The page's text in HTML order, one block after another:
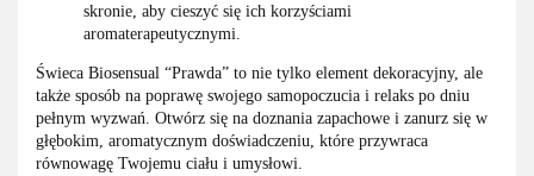
skronie, aby cieszyć się ich korzyściami
aromaterapeutycznymi.
Świeca Biosensual “Prawda” to nie tylko element dekoracyjny, ale
także sposób na poprawę swojego samopoczucia i relaks po dniu
pełnym wyzwań. Otwórz się na doznania zapachowe i zanurz się w
głębokim, aromatycznym doświadczeniu, które przywraca
równowagę Twojemu ciału i umysłowi.